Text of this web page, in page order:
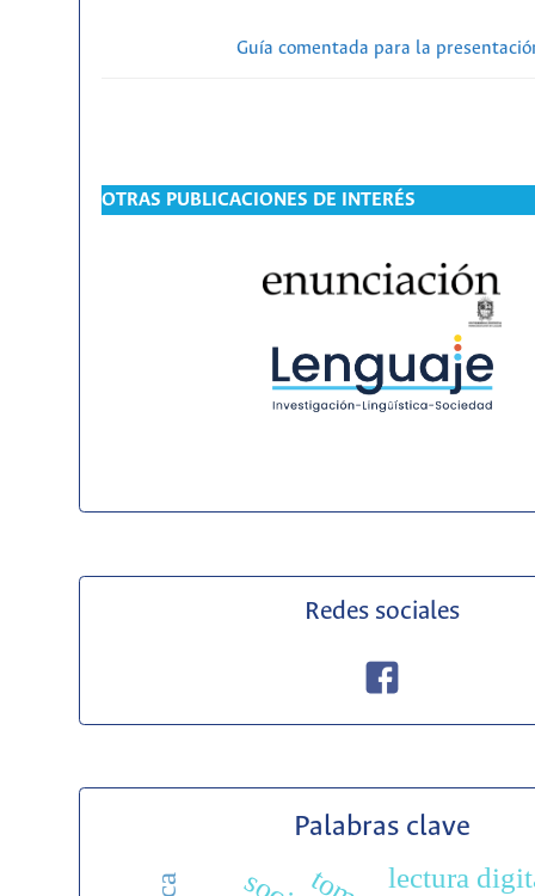
Guía comentada para la
OTRAS PUBLICACIONES DE INTERÉS
Redes sociales
Palabras clave
lectura